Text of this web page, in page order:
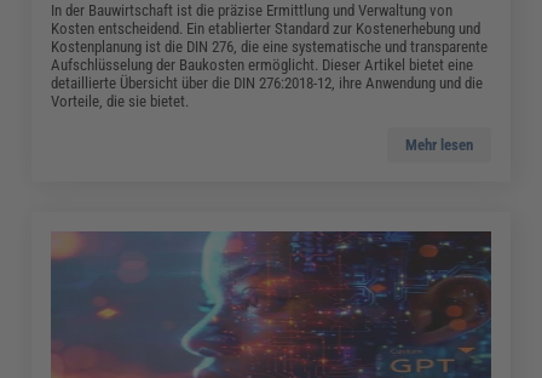
In der Bauwirtschaft ist die präzise Ermittlung und Verwaltung von
Kosten entscheidend. Ein etablierter Standard zur Kostenerhebung und
Kostenplanung ist die DIN 276, die eine systematische und transparente
Aufschlüsselung der Baukosten ermöglicht. Dieser Artikel bietet eine
detaillierte Übersicht über die DIN 276:2018-12, ihre Anwendung und die
Vorteile, die sie bietet.
Mehr lesen